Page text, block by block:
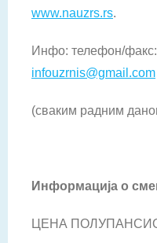
www.nauzrs.rs.
Инфо: телефон/
infouzrnis@gmail.com
(сваким радним
Информација о
ЦЕНА